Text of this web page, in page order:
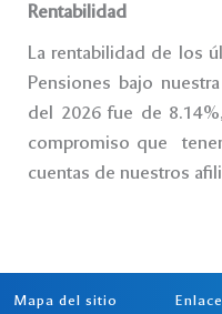
Rentabilidad
La rentabilidad de los
Pensiones bajo
del 2026 fue de
compromiso que
cuentas de nuestros
Mapa del sitio